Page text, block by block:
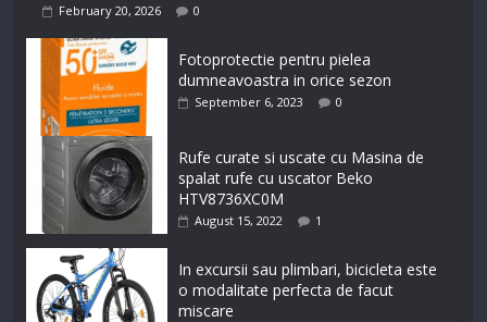
February 20, 2026 0
Fotoprotectie pentru pielea
dumneavoastra in orice sezon
September 6, 2023 0
Rufe curate si uscate cu Masina de
spalat rufe cu uscator Beko
HTV8736XC0M
August 15, 2022 1
In excursii sau plimbari, bicicleta este
o modalitate perfecta de facut
miscare